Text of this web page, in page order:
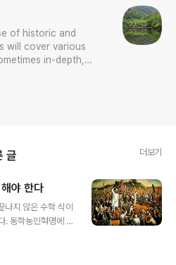
of historic and
will cover various
in-depth,
common sense or
글 더보기
야 한다
지 않은 수학 식이
. 동학농민혁명에 대
이야기 할 수 있는